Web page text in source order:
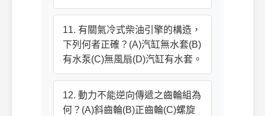
11. 有關氣冷式柴油引擎的構造，
下列何者正確？(A)汽缸無水套(B)
有水泵(C)無風扇(D)汽缸有水套。
12. 動力不能逆向傳遞之齒輪組為
何？(A)斜齒輪(B)正齒輪(C)螺旋